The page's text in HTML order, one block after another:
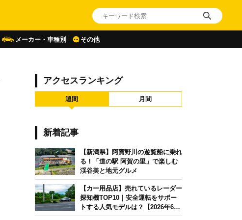
メーカー・車種別 その他
アクセスランキング
週間 月間
新着記事
【新潟県】阿賀野川の遊覧船に乗れ
る！「道の駅 阿賀の里」で楽しむ
渓谷美と地元グルメ
【カー用品店】売れているレーダー
探知機TOP10｜安全運転をサポー
トする人気モデルは？【2026年6月
版】